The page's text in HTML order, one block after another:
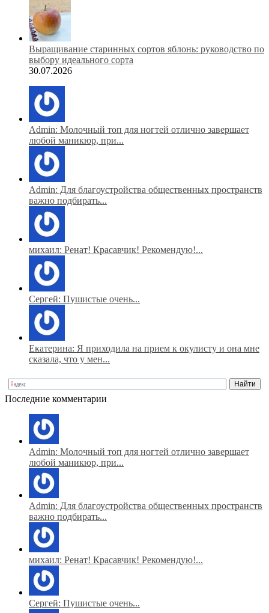
Выращивание старинных сортов яблонь: руководство по
выбору идеального сорта
30.07.2026
Admin: Молочный топ для ногтей отлично завершает
любой маникюр, при...
Admin: Для благоустройства общественных пространств
важно подбирать...
михаил: Ренат! Красавчик! Рекомендую!...
Сергей: Пушистые очень...
Екатерина: Я приходила на прием к окулисту и она мне
сказала, что у мен...
Последние комментарии
Admin: Молочный топ для ногтей отлично завершает
любой маникюр, при...
Admin: Для благоустройства общественных пространств
важно подбирать...
михаил: Ренат! Красавчик! Рекомендую!...
Сергей: Пушистые очень...